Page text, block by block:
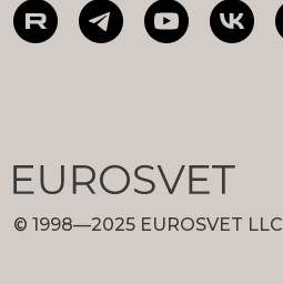
© 1998—2025 EUROSVET LLC